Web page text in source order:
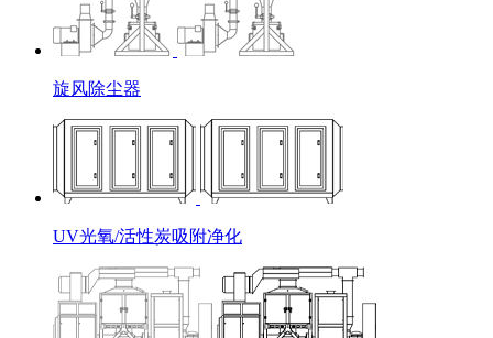
旋风除尘器
UV光氧/活性炭吸附净化